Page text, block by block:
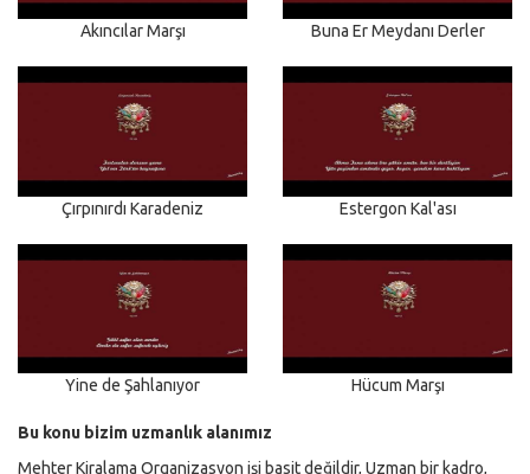
Akıncılar Marşı Buna Er Meydanı Derler
Çırpınırdı Karadeniz Estergon Kal'ası
Yine de Şahlanıyor Hücum Marşı
Bu konu bizim uzmanlık alanımız
Mehter Kiralama Organizasyon işi basit değildir, Uzman bir kadro,